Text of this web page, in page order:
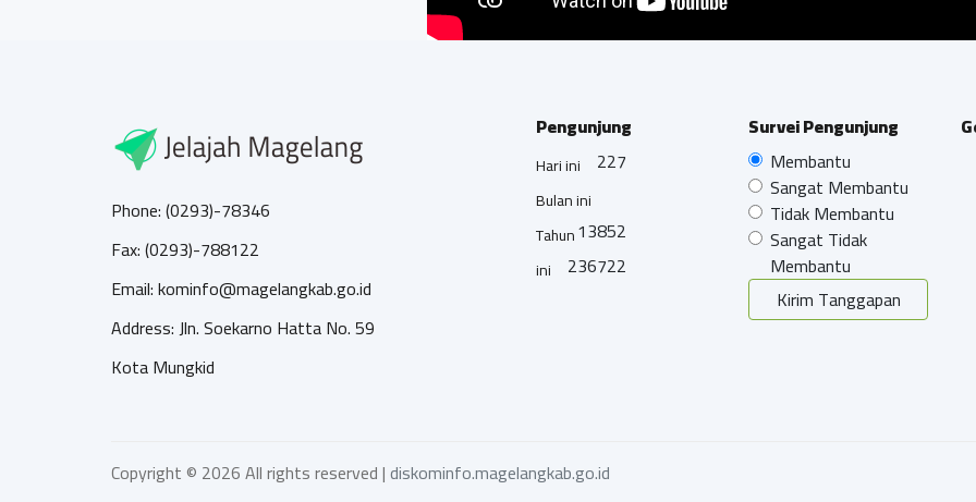
Phone: (0293)-78346
Fax: (0293)-788122
Email: kominfo@magelangkab.go.id
Address: Jln. Soekarno Hatta No. 59
Kota Mungkid
Pengunjung
Hari ini 227
Bulan ini
13852
Tahun
ini
236722
Survei Pengunjung
Membantu
Sangat Membantu
Tidak Membantu
Sangat Tidak
Membantu
Kirim Tanggapan
Copyright © 2026 All rights reserved |diskominfo.magelangkab.go.id